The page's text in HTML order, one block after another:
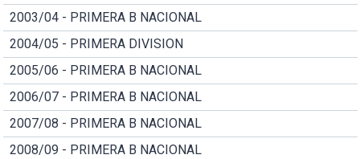
2003/04 - PRIMERA B NACIONAL
2004/05 - PRIMERA DIVISION
2005/06 - PRIMERA B NACIONAL
2006/07 - PRIMERA B NACIONAL
2007/08 - PRIMERA B NACIONAL
2008/09 - PRIMERA B NACIONAL